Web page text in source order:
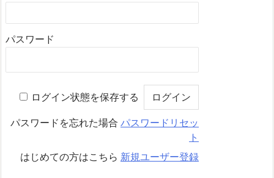
パスワード
ログイン状態を保存する
パスワードを忘れた場合パスワードリセッ
ト
はじめての方はこちら 新規ユーザー登録